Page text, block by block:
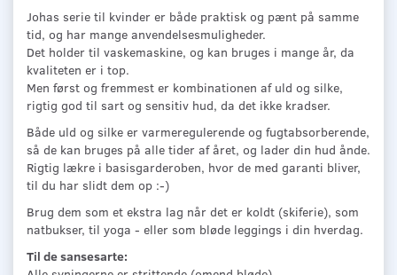
Johas serie til kvinder er både praktisk og pænt på samme
tid, og har mange anvendelsesmuligheder.
Det holder til vaskemaskine, og kan bruges i mange år, da
kvaliteten er i top.
Men først og fremmest er kombinationen af uld og silke,
rigtig god til sart og sensitiv hud, da det ikke kradser.
Både uld og silke er varmeregulerende og fugtabsorberende,
så de kan bruges på alle tider af året, og lader din hud ånde.
Rigtig lækre i basisgarderoben, hvor de med garanti bliver,
til du har slidt dem op :-)
Brug dem som et ekstra lag når det er koldt (skiferie), som
natbukser, til yoga - eller som bløde leggings i din hverdag.
Til de sansesarte: